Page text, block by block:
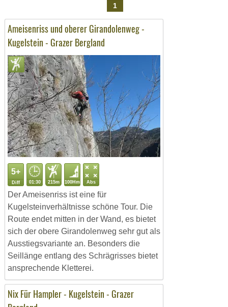
1
Ameisenriss und oberer Girandolenweg -
Kugelstein - Grazer Bergland
5+
Diff 01:30 215m 100Hm Abs
Der Ameisenriss ist eine für
Kugelsteinverhältnisse schöne Tour. Die
Route endet mitten in der Wand, es bietet
sich der obere Girandolenweg sehr gut als
Ausstiegsvariante an. Besonders die
Seillänge entlang des Schrägrisses bietet
ansprechende Kletterei.
Nix Für Hampler - Kugelstein - Grazer